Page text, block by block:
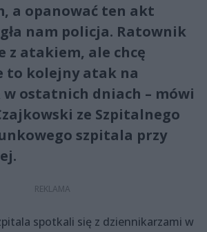
a opanować ten akt
nam policja. Ratownik
z atakiem, ale chcę
to kolejny atak na
w ostatnich dniach – mówi
ze Szpitalnego
szpitala przy
spotkali się z dziennikarzami w